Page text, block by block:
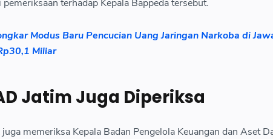
terhadap Kepala Bappeda tersebut.
Modus Baru Pencucian Uang Jaringan Narkoba di
Miliar
Jatim Juga Diperiksa
memeriksa Kepala Badan Pengelola Keuangan dan Aset